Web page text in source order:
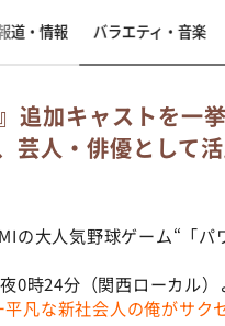
道・情報 バラエティ・音楽
追加キャストを一
芸人・俳優として
の大人気野球ゲーム“「
0時24分（関西ローカル）
平凡な新社会人の俺がサク